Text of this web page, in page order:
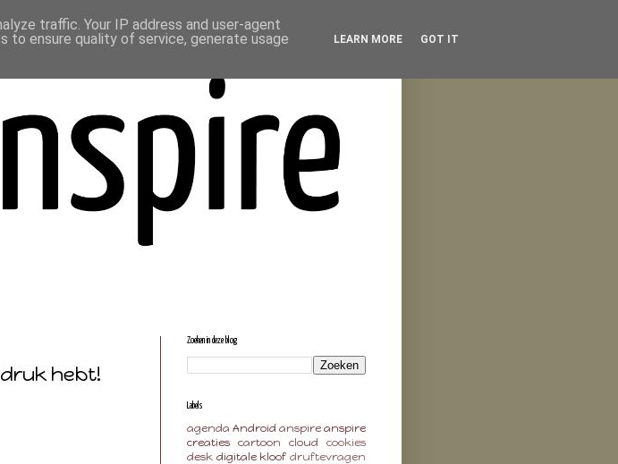
hebt!
Zoeken in deze blog
Labels
agenda Android anspire anspire
creaties
cartoon cloud
cookies
desk digitale kloof druftevragen
traffic. Your IP address and user-agent
to ensure quality of service, generate usage
LEARN MORE GOT IT